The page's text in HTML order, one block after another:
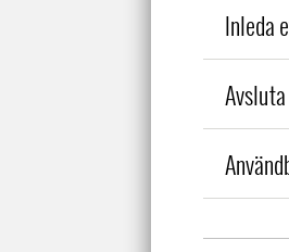
Inleda